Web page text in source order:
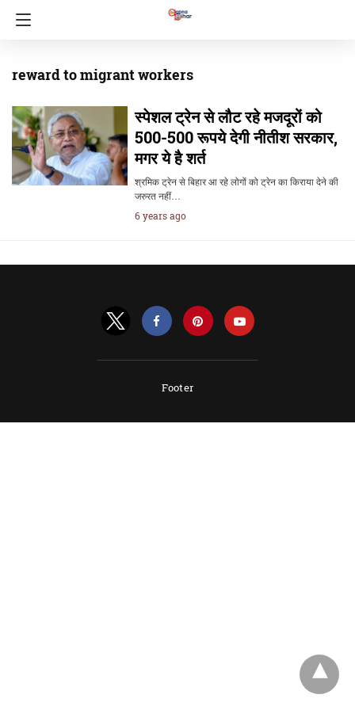
reward to migrant workers
स्पेशल ट्रेन से लौट रहे मजदूरों को
500-500 रूपये देगी नीतीश सरकार,
मगर ये है शर्त
श्रमिक ट्रेन से बिहार आ रहे लोगों को ट्रेन का किराया देने की
जरुरत नहीं…
6 years ago
Footer